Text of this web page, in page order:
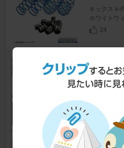
キックス e-
ホワイトウ
24
エーモン
ェード
キックス e-
23